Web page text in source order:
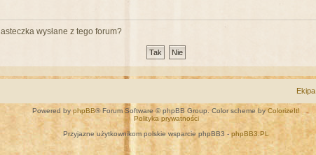
wysłane z tego forum?
Ekipa
Powered by phpBB® Forum Software © phpBB Group. Color scheme byColorizeIt!
Polityka prywatności
Przyjazne użytkownikom polskie wsparcie phpBB3 -phpBB3.PL